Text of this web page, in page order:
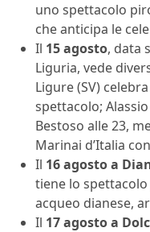
uno spettacolo
che anticipa le
Il 15 agosto, data
Liguria, vede
Ligure (SV)
spettacolo;
Bestoso alle 23,
Marinai d’Italia
Il 16 agosto a
tiene lo
acqueo dianese,
Il 17 agosto a